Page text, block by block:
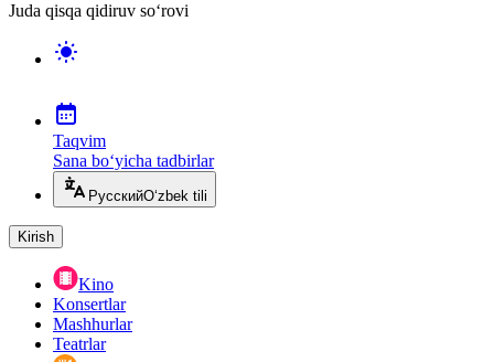
Juda qisqa qidiruv so‘rovi
Taqvim
Sana bo‘yicha tadbirlar
РусскийO‘zbek tili
Kirish
Kino
Konsertlar
Mashhurlar
Teatrlar